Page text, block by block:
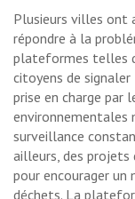
Plusieurs villes ont
répondre à la
plateformes telles
citoyens de
prise en charge par
environnementales
surveillance
ailleurs, des
pour encourager
déchets. La